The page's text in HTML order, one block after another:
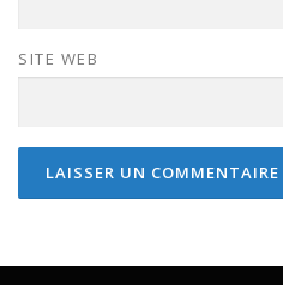
SITE WEB